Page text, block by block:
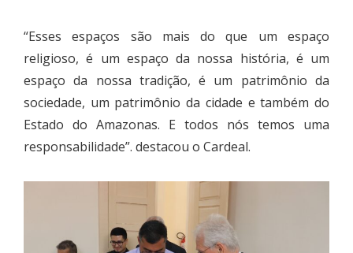
“Esses espaços são mais do que um espaço
religioso, é um espaço da nossa história, é um
espaço da nossa tradição, é um patrimônio da
sociedade, um patrimônio da cidade e também do
Estado do Amazonas. E todos nós temos uma
responsabilidade”. destacou o Cardeal.